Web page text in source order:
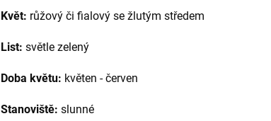
Květ: růžový či fialový se žlutým středem
List: světle zelený
Doba květu: květen - červen
Stanoviště: slunné